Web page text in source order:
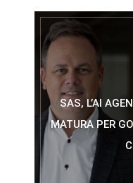
SAS, L’AI
MATURA PER